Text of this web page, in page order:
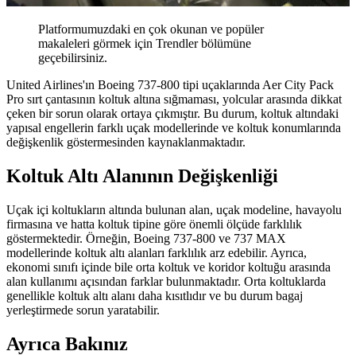
Platformumuzdaki en çok okunan ve popüler
makaleleri görmek için Trendler bölümüne
geçebilirsiniz.
United Airlines'ın Boeing 737-800 tipi uçaklarında Aer City Pack
Pro sırt çantasının koltuk altına sığmaması, yolcular arasında dikkat
çeken bir sorun olarak ortaya çıkmıştır. Bu durum, koltuk altındaki
yapısal engellerin farklı uçak modellerinde ve koltuk konumlarında
değişkenlik göstermesinden kaynaklanmaktadır.
Koltuk Altı Alanının Değişkenliği
Uçak içi koltukların altında bulunan alan, uçak modeline, havayolu
firmasına ve hatta koltuk tipine göre önemli ölçüde farklılık
göstermektedir. Örneğin, Boeing 737-800 ve 737 MAX
modellerinde koltuk altı alanları farklılık arz edebilir. Ayrıca,
ekonomi sınıfı içinde bile orta koltuk ve koridor koltuğu arasında
alan kullanımı açısından farklar bulunmaktadır. Orta koltuklarda
genellikle koltuk altı alanı daha kısıtlıdır ve bu durum bagaj
yerleştirmede sorun yaratabilir.
Ayrıca Bakınız